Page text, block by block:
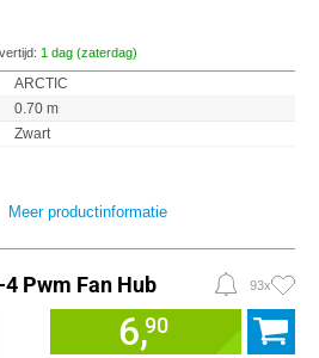
1 dag (zaterdag)
ARCTIC
0.70 m
Zwart
Meer productinformatie
Pwm Fan Hub 93x
6,90